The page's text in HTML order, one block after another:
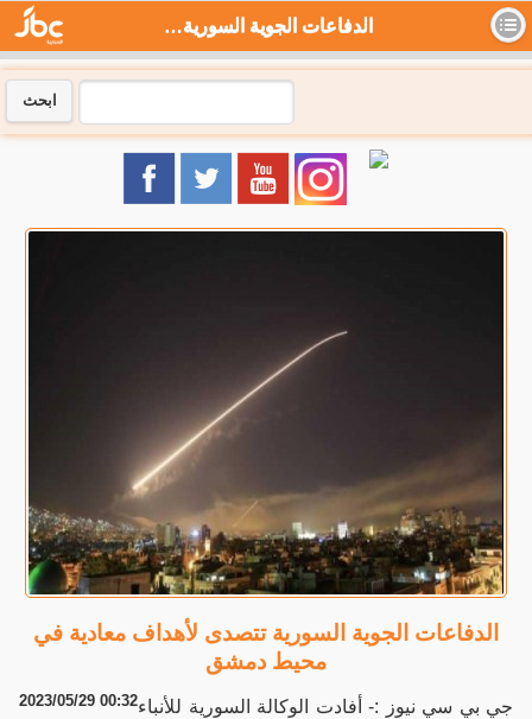
الدفاعات الجوية السورية تتصدى لأهداف معادية في محيط دمشق - جي بي سي نيوز
ابحث
الدفاعات الجوية السورية تتصدى لأهداف معادية في
محيط دمشق
2023/05/29 00:32جي بي سي نيوز :- أفادت الوكالة السورية للأنباء